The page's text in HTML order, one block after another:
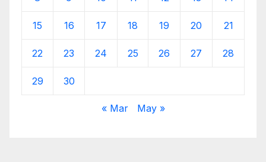
15 16 17 18 19 20 21
22 23 24 25 26 27 28
29 30
« Mar May »